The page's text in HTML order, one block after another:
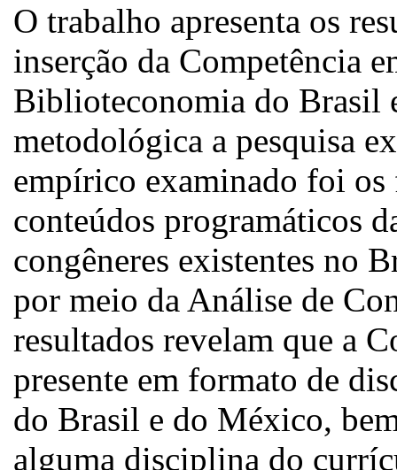
O trabalho apresenta os
inserção da Competência
Biblioteconomia do Brasil
metodológica a pesquisa
empírico examinado foi os
conteúdos programáticos
congêneres existentes no
por meio da Análise de
resultados revelam que a
presente em formato de
do Brasil e do México,
alguma disciplina do